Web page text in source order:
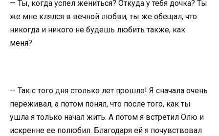
— Ты, когда успел жениться? Откуда у тебя дочка? Ты
же мне клялся в вечной любви, ты же обещал, что
никогда и никого не будешь любить также, как
меня?
— Так с того дня столько лет прошло! Я сначала очень
переживал, а потом понял, что после того, как ты
ушла я только начал жить. А потом я встретил Олю и
искренне ее полюбил. Благодаря ей я почувствовал